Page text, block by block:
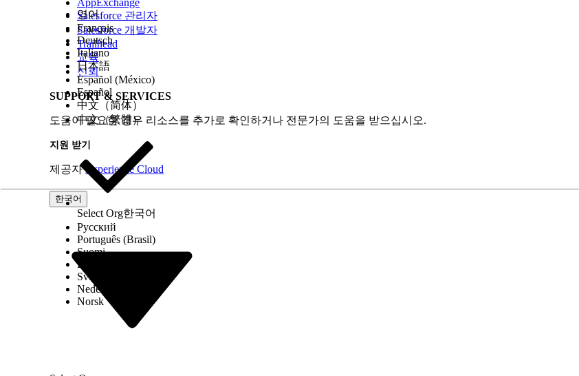
AppExchange
Salesforce 관리자
Salesforce 개발자
Trailhead
교육
신뢰
SUPPORT & SERVICES
도움이 필요한 경우 리소스를 추가로 확인하거나 전문가의 도움을 받으십시오.
지원 받기
제공자Experience Cloud
한국어
영어
Français
Deutsch
Italiano
日本語
Español (México)
Español
中文（简体）
中文（繁體）
Select Org한국어
Русский
Português (Brasil)
Suomi
Dansk
Svenska
Nederlands
Norsk